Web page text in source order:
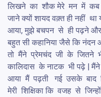
लिखने  का  शौक मेरे  मन  में  कब
जाने क्यों शायद वक़्त ही नहीं
आया, मुझे बचपन  से  ही पढ़ने
बहुत सी कहानिया जैसे कि नंदन
तो  मैंने  प्रेमचंद  जी  के  जितने
कालिदास  के नाटक  भी पढ़े |
आया  मैं  पढ़ती   गई  उसके  बाद
मेरी  शिक्षिका कि  वजह  से